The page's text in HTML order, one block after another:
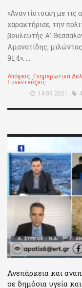
«Αναντίστοιχη με τις
χαρακτήρισε, την
βουλευτής Α΄
Αμανατίδης,
91,4». ...
Απόψεις Ενημερωτικά
Συνεντεύξεις
14.09.2021
4
Ανεπάρκεια και
σε δημόσια υγεία